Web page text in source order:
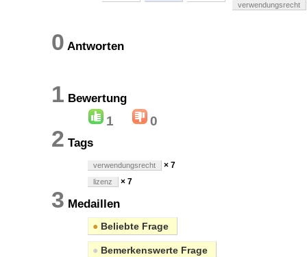
verwendungsrecht
0 Antworten
1 Bewertung
1 0
2 Tags
verwendungsrecht × 7
lizenz × 7
3 Medaillen
● Beliebte Frage
● Bemerkenswerte Frage